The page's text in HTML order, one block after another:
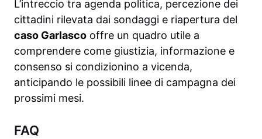
L’intreccio tra agenda politica, percezione dei
cittadini rilevata dai sondaggi e riapertura del
caso Garlasco offre un quadro utile a
comprendere come giustizia, informazione e
consenso si condizionino a vicenda,
anticipando le possibili linee di campagna dei
prossimi mesi.
FAQ